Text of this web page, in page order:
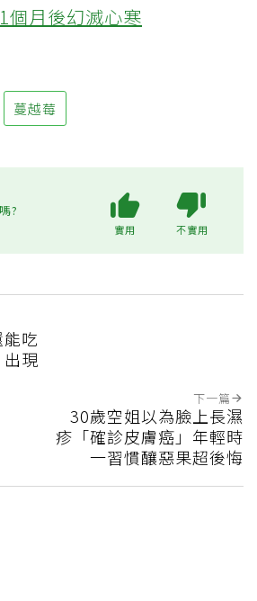
個月後幻滅心寒
蔓越莓
?
實用 不實用
吃
現
下一篇
30歲空姐以為臉上長濕
疹「確診皮膚癌」年輕時
一習慣釀惡果超後悔